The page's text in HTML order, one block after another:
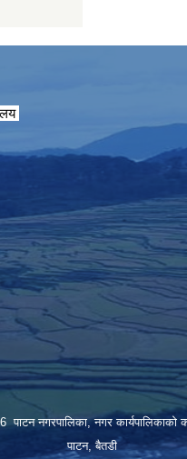
नगरपालिका, नगर कार्यपालिकाको
पाटन, बैतडी